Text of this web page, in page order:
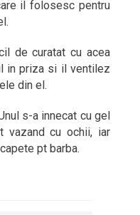
il folosesc pentru
de curatat cu acea
in priza si il ventilez
din el.
s-a innecat cu gel
vazand cu ochii, iar
pt barba.